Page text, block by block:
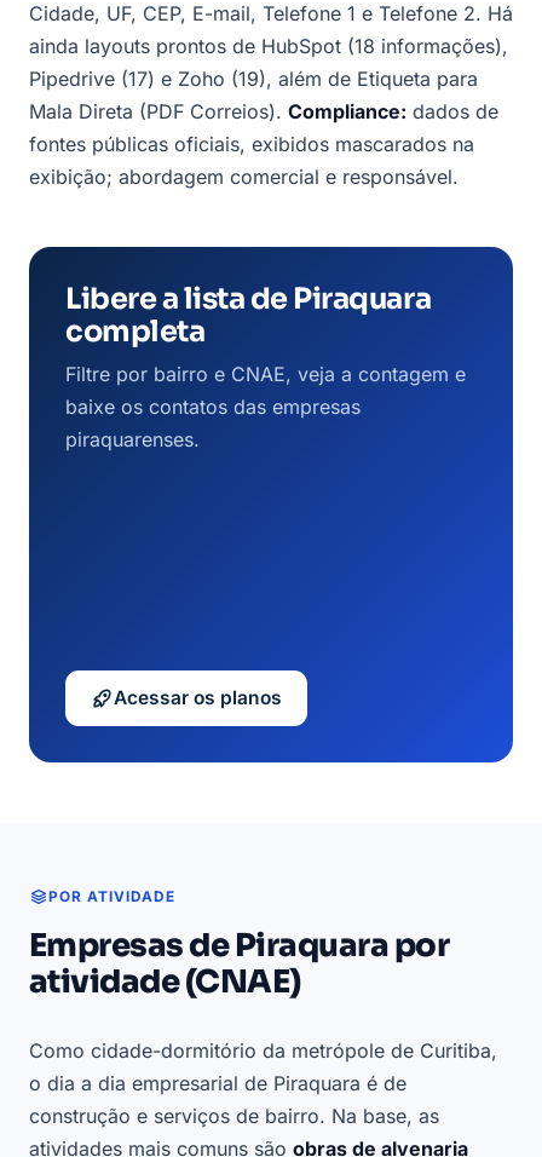
Cidade, UF, CEP, E-mail, Telefone 1 e Telefone 2. Há
ainda layouts prontos de HubSpot (18 informações),
Pipedrive (17) e Zoho (19), além de Etiqueta para
Mala Direta (PDF Correios). Compliance: dados de
fontes públicas oficiais, exibidos mascarados na
exibição; abordagem comercial e responsável.
Libere a lista de Piraquara
completa
Filtre por bairro e CNAE, veja a contagem e
baixe os contatos das empresas
piraquarenses.
Acessar os planos
POR ATIVIDADE
Empresas de Piraquara por
atividade (CNAE)
Como cidade-dormitório da metrópole de Curitiba,
o dia a dia empresarial de Piraquara é de
construção e serviços de bairro. Na base, as
atividades mais comuns são obras de alvenaria